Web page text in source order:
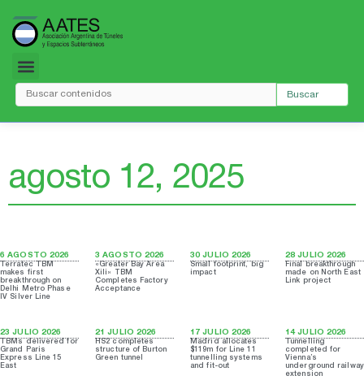
contenido
Buscar
agosto 12, 2025
6 AGOSTO 2026
Terratec TBM
makes first
breakthrough on
Delhi Metro Phase
IV Silver Line
3 AGOSTO 2026
«Greater Bay Area
Xili» TBM
Completes Factory
Acceptance
30 JULIO 2026
Small footprint, big
impact
28 JULIO 2026
Final breakthrough
made on North East
Link project
23 JULIO 2026
TBMs delivered for
Grand Paris
Express Line 15
East
21 JULIO 2026
HS2 completes
structure of Burton
Green tunnel
17 JULIO 2026
Madrid allocates
$119m for Line 11
tunnelling systems
and fit-out
14 JULIO 2026
Tunnelling
completed for
Vienna’s
underground railway
extension